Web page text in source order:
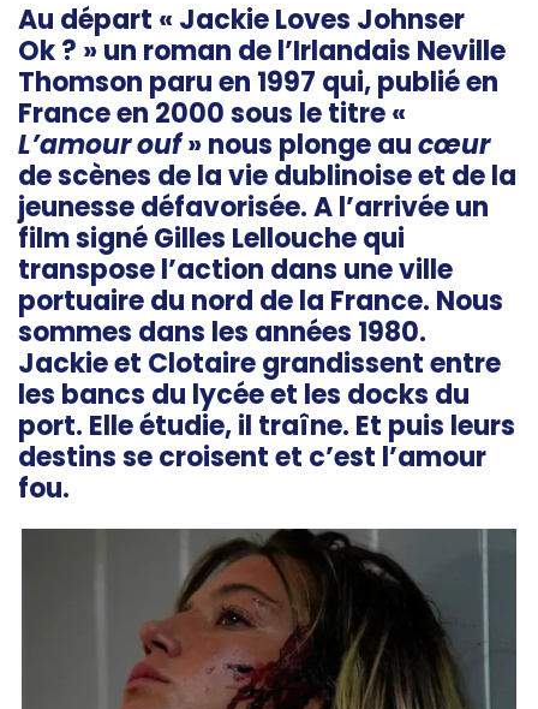
Au départ « Jackie Loves Johnser
Ok ? » un roman de l’Irlandais Neville
Thomson paru en 1997 qui, publié en
France en 2000 sous le titre «
L’amour ouf» nous plonge aucœur
de scènes de la vie dublinoise et de la
jeunesse défavorisée. A l’arrivée un
film signé Gilles Lellouche qui
transpose l’action dans une ville
portuaire du nord de la France. Nous
sommes dans les années 1980.
Jackie et Clotaire grandissent entre
les bancs du lycée et les docks du
port. Elle étudie, il traîne. Et puis leurs
destins se croisent et c’est l’amour
fou.